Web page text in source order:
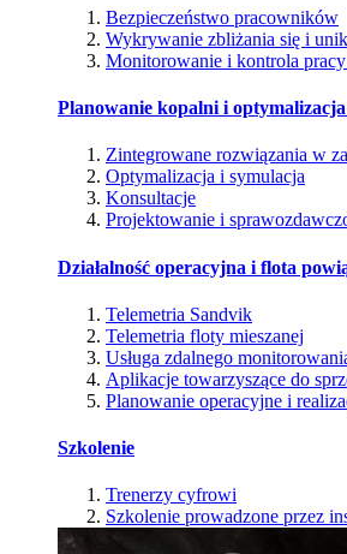
Bezpieczeństwo pracowników
Wykrywanie zbliżania się i
Monitorowanie i kontrola
Planowanie kopalni i
Zintegrowane rozwiązania w
Optymalizacja i symulacja
Konsultacje
Projektowanie i
Działalność operacyjna i flota
Telemetria Sandvik
Telemetria floty mieszanej
Usługa zdalnego
Aplikacje towarzyszące do
Planowanie operacyjne i
Szkolenie
Trenerzy cyfrowi
Szkolenie prowadzone przez